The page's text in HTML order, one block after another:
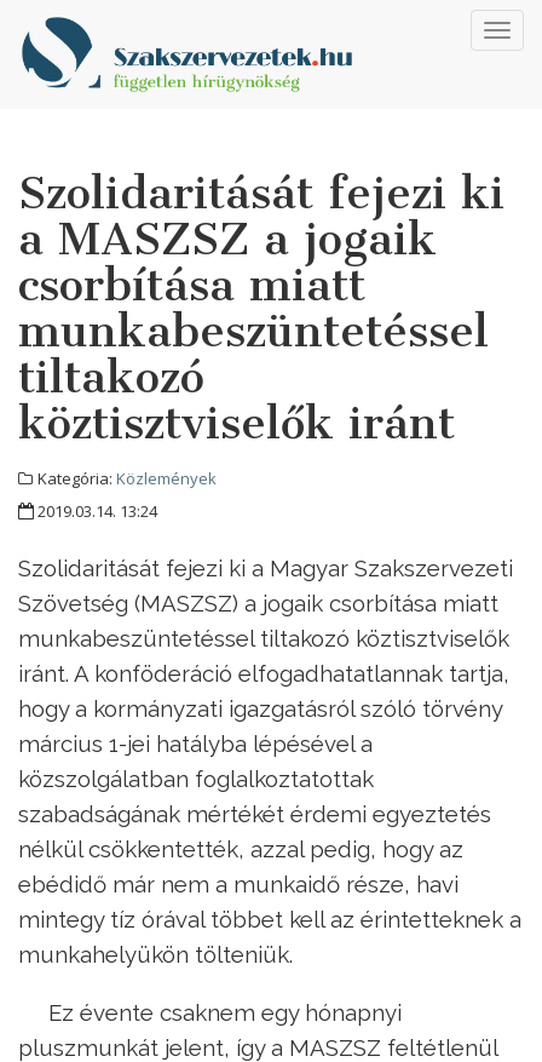
Szolidaritását fejezi ki
a MASZSZ a jogaik
csorbítása miatt
munkabeszüntetéssel
tiltakozó
köztisztviselők iránt
Kategória: Közlemények
2019.03.14. 13:24
Szolidaritását fejezi ki a Magyar Szakszervezeti
Szövetség (MASZSZ) a jogaik csorbítása miatt
munkabeszüntetéssel tiltakozó köztisztviselők
iránt. A konföderáció elfogadhatatlannak tartja,
hogy a kormányzati igazgatásról szóló törvény
március 1-jei hatályba lépésével a
közszolgálatban foglalkoztatottak
szabadságának mértékét érdemi egyeztetés
nélkül csökkentették, azzal pedig, hogy az
ebédidő már nem a munkaidő része, havi
mintegy tíz órával többet kell az érintetteknek a
munkahelyükön tölteniük.
Ez évente csaknem egy hónapnyi
pluszmunkát jelent, így a MASZSZ feltétlenül